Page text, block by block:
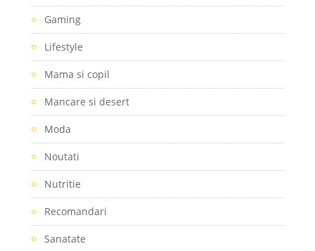
Gaming
Lifestyle
Mama si copil
Mancare si desert
Moda
Noutati
Nutritie
Recomandari
Sanatate